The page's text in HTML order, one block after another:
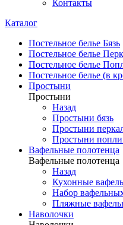
Контакты
Каталог
Постельное белье Бязь
Постельное белье
Постельное белье
Постельное белье (в
Простыни
Простыни
Назад
Простыни бязь
Простыни
Простыни
Вафельные полотенца
Вафельные полотенца
Назад
Кухонные
Набор
Пляжные
Наволочки